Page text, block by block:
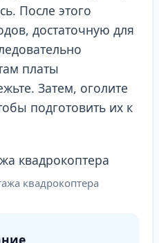
После этого
достаточную для
платы
Затем, оголите
подготовить их к
квадрокоптера